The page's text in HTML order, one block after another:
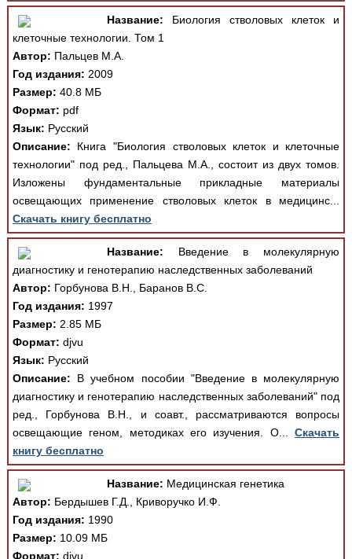
Название: Биология стволовых клеток и
клеточные технологии. Том 1
Автор: Пальцев М.А.
Год издания: 2009
Размер: 40.8 МБ
Формат: pdf
Язык: Русский
Описание: Книга "Биология стволовых клеток и клеточные
технологии" под ред., Пальцева М.А., состоит из двух томов.
Изложены фундаментальные прикладные материалы
освещающих применение стволовых клеток в медицинс...
Скачать книгу бесплатно
Название: Введение в молекулярную
диагностику и генотерапию наследственных заболеваний
Автор: Горбунова В.Н., Баранов В.С.
Год издания: 1997
Размер: 2.85 МБ
Формат: djvu
Язык: Русский
Описание: В учебном пособии "Введение в молекулярную
диагностику и генотерапию наследственных заболеваний" под
ред., Горбунова В.Н., и соавт., рассматриваются вопросы
освещающие геном, методиках его изучения. О...Скачать
книгу бесплатно
Название: Медицинская генетика
Автор: Бердышев Г.Д., Криворучко И.Ф.
Год издания: 1990
Размер: 10.09 МБ
Формат: djvu